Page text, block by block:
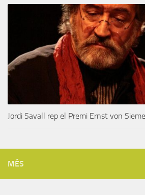
Jordi Savall rep el Premi Ernst von
MÉS